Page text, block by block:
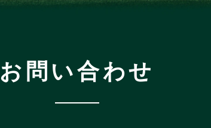
お問い合わせ